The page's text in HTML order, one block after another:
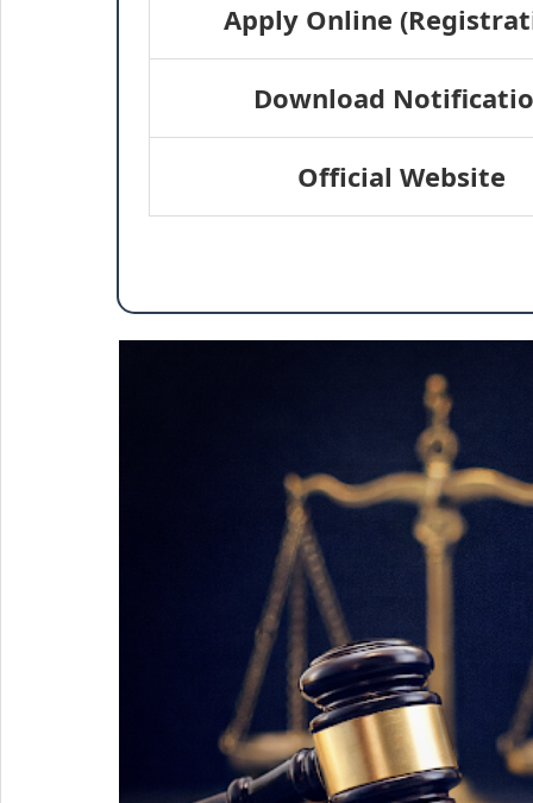
Apply Online
Download
Official Website